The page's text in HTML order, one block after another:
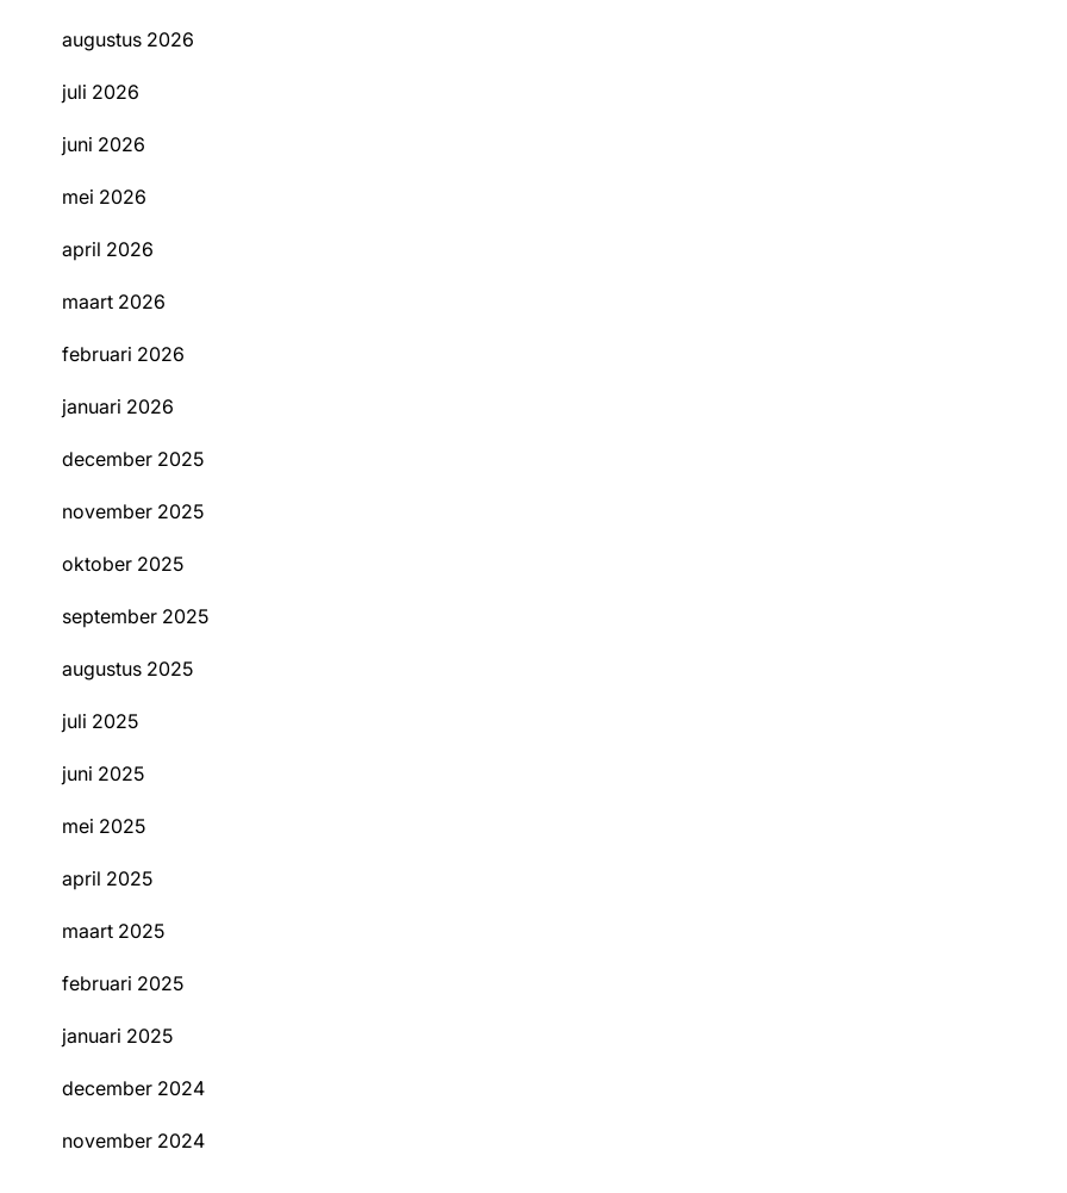
augustus 2026
juli 2026
juni 2026
mei 2026
april 2026
maart 2026
februari 2026
januari 2026
december 2025
november 2025
oktober 2025
september 2025
augustus 2025
juli 2025
juni 2025
mei 2025
april 2025
maart 2025
februari 2025
januari 2025
december 2024
november 2024